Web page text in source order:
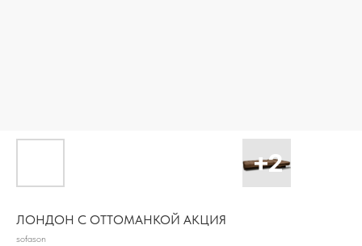
ЛОНДОН С ОТТОМАНКОЙ АКЦИЯ
sofason